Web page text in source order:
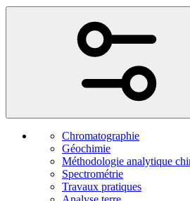
Chromatographie
Géochimie
Méthodologie analytique
Spectrométrie
Travaux pratiques